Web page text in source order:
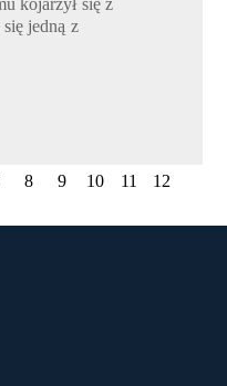
kojarzył się z
jedną z
8 9 10 11 12